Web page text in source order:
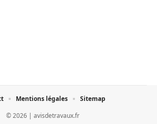
© 2026 | avisdetravaux.fr
Mentions légales Sitemap